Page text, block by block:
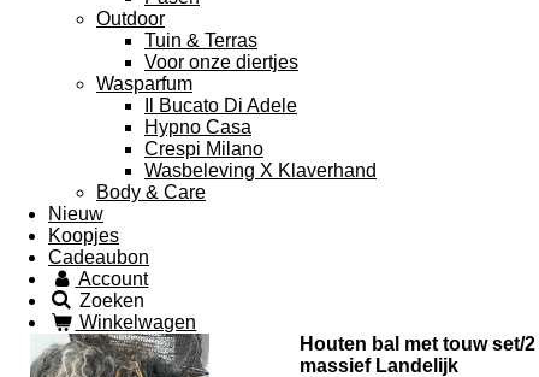
Outdoor
Tuin & Terras
Voor onze diertjes
Wasparfum
Il Bucato Di Adele
Hypno Casa
Crespi Milano
Wasbeleving X Klaverhand
Body & Care
Nieuw
Koopjes
Cadeaubon
Account
Zoeken
Winkelwagen
Houten bal met touw set/2
massief Landelijk